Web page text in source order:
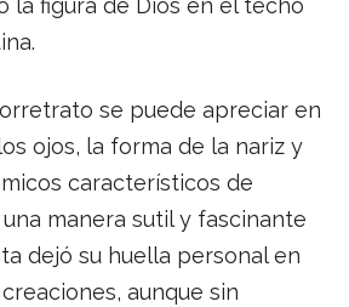
la figura de Dios en el techo
se puede apreciar en
ojos, la forma de la nariz y
característicos de
una manera sutil y fascinante
dejó su huella personal en
aunque sin